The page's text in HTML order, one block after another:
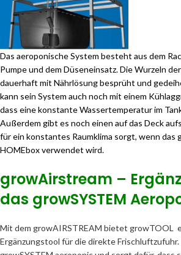
Das aeroponische System besteht aus dem
Pumpe und dem Düseneinsatz. Die Wurzeln
dauerhaft mit Nährlösung besprüht und
kann sein System auch noch mit einem
dass eine konstante Wassertemperatur im
Außerdem gibt es noch einen auf das Deck
für ein konstantes Raumklima sorgt, wenn das
HOMEbox verwendet wird.
growAirstream –
das growSYSTEM
Mit dem growAIRSTREAM bietet growTOOL
Ergänzungstool für die direkte Frischluftzufuhr.